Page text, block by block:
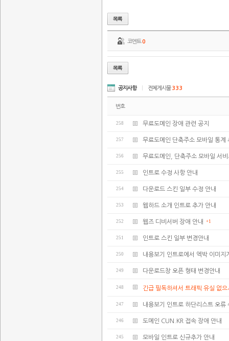
코멘트0
공지사항 전체게시물333
번호
258 무료도메인 장애 관련 공지
257 무료도메인 단축주소 모바일 통계
256 무료도메인, 단축주소 모바일 서
255 인트로 수정 사항 안내
254 다운로드 스킨 일부 수정 안내
253 웹하드 소개 인트로 추가 안내
252 웹즈 디비서버 장애 안내 +1
251 인트로 스킨 일부 변경안내
250 내용보기 인트로에서 엑박 이미지
249 다운로드창 오픈 형태 변경안내
248 긴급 필독하셔서 트래픽 유실 없
247 내용보기 인트로 하단리스트 오류
246 도메인 CUN.KR 접속 장애 안내
245 모바일 인트로 신규추가 안내